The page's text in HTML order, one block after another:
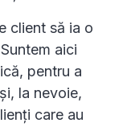
client să ia o
aici
pentru a
la nevoie,
care au